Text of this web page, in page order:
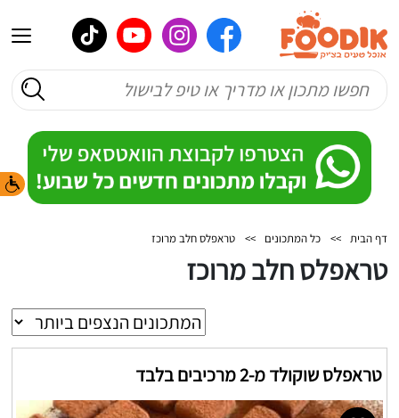
דף הבית >> כל המתכונים >> טראפלס חלב מרוכז
טראפלס חלב מרוכז
טראפלס שוקולד מ-2 מרכיבים בלבד